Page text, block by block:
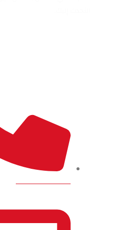
0100-100-8819